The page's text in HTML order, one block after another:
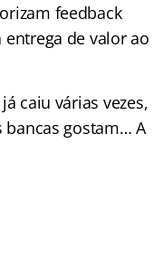
feedback
de valor ao
caiu várias vezes,
bancas gostam… A